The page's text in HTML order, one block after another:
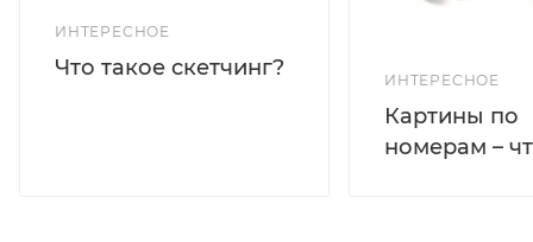
ИНТЕРЕСНОЕ
Что такое скетчинг?
ИНТЕРЕСНОЕ
Картины по
номерам –